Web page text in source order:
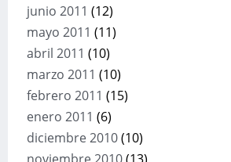
junio 2011 (12)
mayo 2011 (11)
abril 2011 (10)
marzo 2011 (10)
febrero 2011 (15)
enero 2011 (6)
diciembre 2010(10)